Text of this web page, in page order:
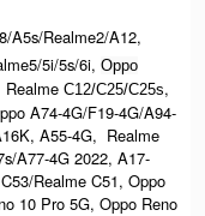
A5s/Realme2/A12,
5i/5s/6i, Oppo
Realme C12/C25/C25s,
A74-4G/F19-4G/A94-
A55-4G, Realme
A77-4G 2022, A17-
Realme C51, Oppo
10 Pro 5G, Oppo Reno